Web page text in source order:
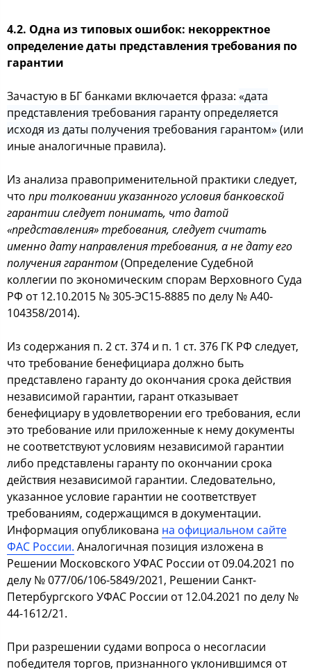
4.2. Одна из типовых ошибок: некорректное
определение даты представления требования по
гарантии
Зачастую в БГ банками включается фраза: «дата
представления требования гаранту определяется
исходя из даты получения требования гарантом» (или
иные аналогичные правила).
Из анализа правоприменительной практики следует,
что при толковании указанного условия банковской
гарантии следует понимать, что датой
«представления» требования, следует считать
именно дату направления требования, а не дату его
получения гарантом(Определение Судебной
коллегии по экономическим спорам Верховного Суда
РФ от 12.10.2015 № 305-ЭС15-8885 по делу № А40-
104358/2014).
Из содержания п. 2 ст. 374 и п. 1 ст. 376 ГК РФ следует,
что требование бенефициара должно быть
представлено гаранту до окончания срока действия
независимой гарантии, гарант отказывает
бенефициару в удовлетворении его требования, если
это требование или приложенные к нему документы
не соответствуют условиям независимой гарантии
либо представлены гаранту по окончании срока
действия независимой гарантии. Следовательно,
указанное условие гарантии не соответствует
требованиям, содержащимся в документации.
Информация опубликована на официальном сайте
ФАС России. Аналогичная позиция изложена в
Решении Московского УФАС России от 09.04.2021 по
делу № 077/06/106-5849/2021, Решении Санкт-
Петербургского УФАС России от 12.04.2021 по делу №
44-1612/21.
При разрешении судами вопроса о несогласии
победителя торгов, признанного уклонившимся от